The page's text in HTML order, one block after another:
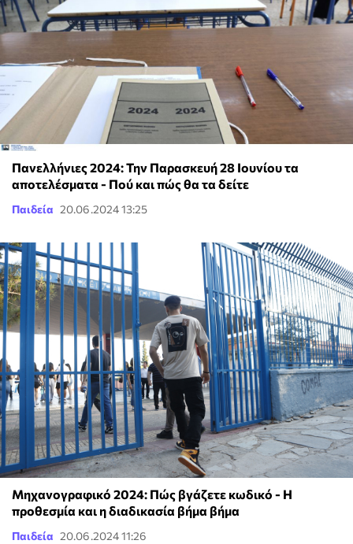
Πανελλήνιες 2024: Την Παρασκευή 28 Ιουνίου τα
αποτελέσματα - Πού και πώς θα τα δείτε
Παιδεία 20.06.2024 13:25
Μηχανογραφικό 2024: Πώς βγάζετε κωδικό - Η
προθεσμία και η διαδικασία βήμα βήμα
Παιδεία 20.06.2024 11:26